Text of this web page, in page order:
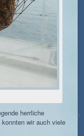
herrliche
wir auch viele